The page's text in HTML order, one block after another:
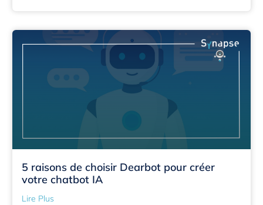
5 raisons de choisir Dearbot pour créer
votre chatbot IA
Lire Plus